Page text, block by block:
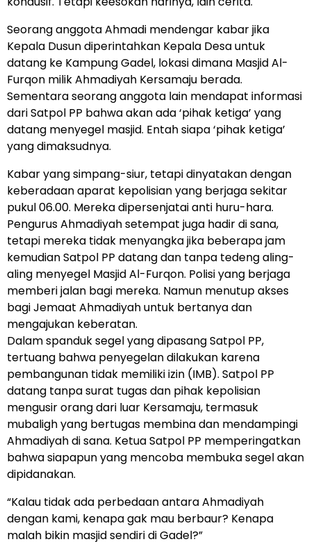
Seorang anggota Ahmadi mendengar kabar jika
Kepala Dusun diperintahkan Kepala Desa untuk
datang ke Kampung Gadel, lokasi dimana Masjid Al-
Furqon milik Ahmadiyah Kersamaju berada.
Sementara seorang anggota lain mendapat informasi
dari Satpol PP bahwa akan ada ‘pihak ketiga’ yang
datang menyegel masjid. Entah siapa ‘pihak ketiga’
yang dimaksudnya.
Kabar yang simpang-siur, tetapi dinyatakan dengan
keberadaan aparat kepolisian yang berjaga sekitar
pukul 06.00. Mereka dipersenjatai anti huru-hara.
Pengurus Ahmadiyah setempat juga hadir di sana,
tetapi mereka tidak menyangka jika beberapa jam
kemudian Satpol PP datang dan tanpa tedeng aling-
aling menyegel Masjid Al-Furqon. Polisi yang berjaga
memberi jalan bagi mereka. Namun menutup akses
bagi Jemaat Ahmadiyah untuk bertanya dan
mengajukan keberatan.
Dalam spanduk segel yang dipasang Satpol PP,
tertuang bahwa penyegelan dilakukan karena
pembangunan tidak memiliki izin (IMB). Satpol PP
datang tanpa surat tugas dan pihak kepolisian
mengusir orang dari luar Kersamaju, termasuk
mubaligh yang bertugas membina dan mendampingi
Ahmadiyah di sana. Ketua Satpol PP memperingatkan
bahwa siapapun yang mencoba membuka segel akan
dipidanakan.
“Kalau tidak ada perbedaan antara Ahmadiyah
dengan kami, kenapa gak mau berbaur? Kenapa
malah bikin masjid sendiri di Gadel?”